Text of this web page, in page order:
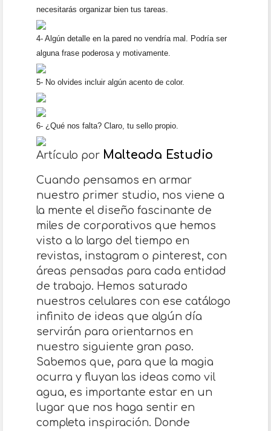
necesitarás organizar bien tus tareas.
4- Algún detalle en la pared no vendría mal. Podría ser
alguna frase poderosa y motivamente.
5- No olvides incluir algún acento de color.
6- ¿Qué nos falta? Claro, tu sello propio.
Artículo por Malteada Estudio
Cuando pensamos en armar
nuestro primer studio, nos viene a
la mente el diseño fascinante de
miles de corporativos que hemos
visto a lo largo del tiempo en
revistas, instagram o pinterest, con
áreas pensadas para cada entidad
de trabajo. Hemos saturado
nuestros celulares con ese catálogo
infinito de ideas que algún día
servirán para orientarnos en
nuestro siguiente gran paso.
Sabemos que, para que la magia
ocurra y fluyan las ideas como vil
agua, es importante estar en un
lugar que nos haga sentir en
completa inspiración. Donde